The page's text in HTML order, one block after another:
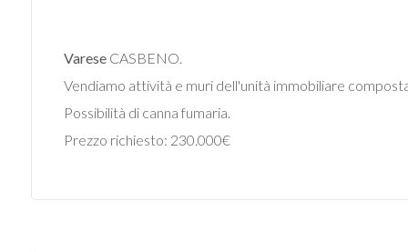
VareseCASBENO.
Vendiamo attività e muri dell'unità immobiliare
Possibilità di canna fumaria.
Prezzo richiesto: 230.000€